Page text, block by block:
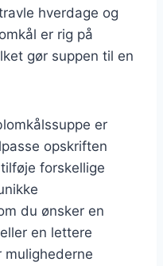
hverdage og
er rig på
gør suppen til en
er
opskriften
forskellige
du ønsker en
en lettere
mulighederne